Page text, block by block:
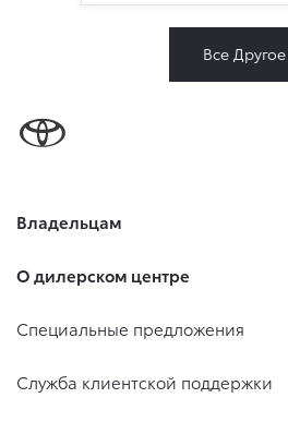
Все Другое
Владельцам
О дилерском центре
Специальные предложения
Служба клиентской поддержки